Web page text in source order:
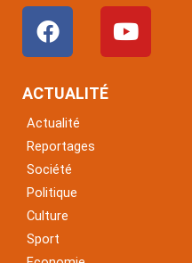
F
a
c
e
o
o
k
Y
o
u
ACTUALITÉ
Actualité
Reportages
Société
Politique
Culture
Sport